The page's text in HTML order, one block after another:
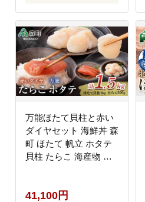
万能ほたて貝柱と赤い
ダイヤセット 海鮮丼 森
町 ほたて 帆立 ホタテ
貝柱 たらこ 海産物 魚
41,100円